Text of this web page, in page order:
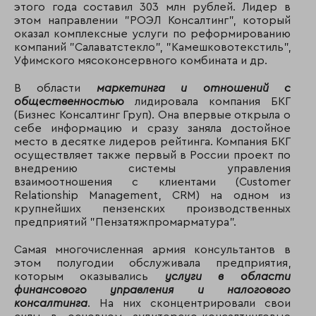
этого года составил 303 млн рублей. Лидер в
этом направлении "РОЭЛ Консалтинг", который
оказал комплексные услуги по реформированию
компаний "Салаватстекло", "Камешковотекстиль",
Уфимского мясоконсервного комбината и др.
В области маркетинга и отношений с
общественностью лидировала компания БКГ
(Бизнес Консалтинг Груп). Она впервые открыла о
себе информацию и сразу заняла достойное
место в десятке лидеров рейтинга. Компания БКГ
осуществляет также первый в России проект по
внедрению системы управления
взаимоотношения с клиентами (Customer
Relationship Management, CRM) на одном из
крупнейших пензенских производственных
предприятий "Пензатяжпромарматура".
Самая многочисленная армия консультантов в
этом полугодии обслуживала предприятия,
которым оказывались услуги в области
финансового управления и налогового
консалтинга. На них сконцентрировали свои